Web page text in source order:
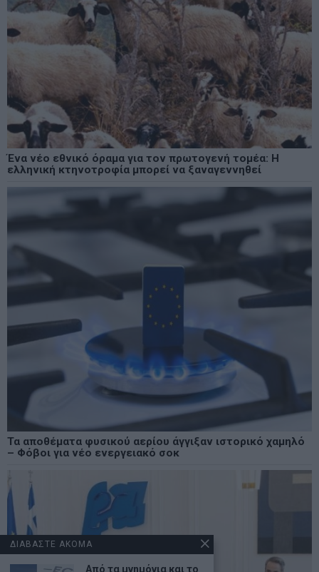
Ένα νέο εθνικό όραμα για τον πρωτογενή τομέα: Η
ελληνική κτηνοτροφία μπορεί να ξαναγεννηθεί
Τα αποθέματα φυσικού αερίου άγγιξαν ιστορικό χαμηλό
– Φόβοι για νέο ενεργειακό σοκ
ΔΙΑΒΑΣΤΕ ΑΚΟΜΑ
Από τα μνημόνια και το